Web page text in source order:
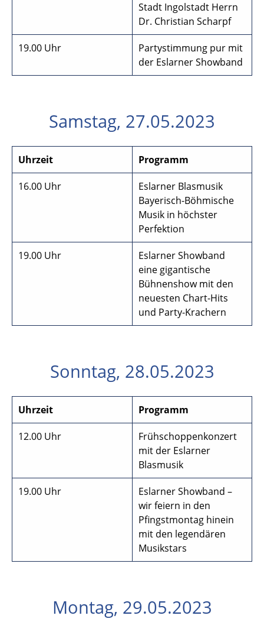
Stadt Ingolstadt Herrn
Dr. Christian Scharpf
19.00 Uhr
Partystimmung pur mit
der Eslarner Showband
Samstag, 27.05.2023
Uhrzeit Programm
16.00 Uhr
Eslarner Blasmusik
Bayerisch-Böhmische
Musik in höchster
Perfektion
19.00 Uhr
Eslarner Showband
eine gigantische
Bühnenshow mit den
neuesten Chart-Hits
und Party-Krachern
Sonntag, 28.05.2023
Uhrzeit Programm
12.00 Uhr
Frühschoppenkonzert
mit der Eslarner
Blasmusik
19.00 Uhr
Eslarner Showband –
wir feiern in den
Pfingstmontag hinein
mit den legendären
Musikstars
Montag, 29.05.2023